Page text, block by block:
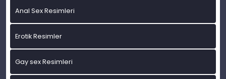
Anal Sex Resimleri
Erotik Resimler
Gay sex Resimleri